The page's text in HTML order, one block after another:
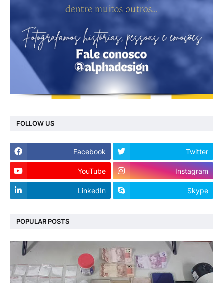
FOLLOW US
Facebook Twitter
YouTube Instagram
LinkedIn Skype
POPULAR POSTS